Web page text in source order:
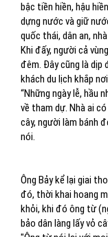
bậc tiền hiền, hậu
dựng nước và giữ
quốc thái, dân an,
Khi đấy, người cả
đêm. Đây cũng là dịp
khách du lịch khắp
“Những ngày lễ, hầu
về tham dự. Nhà ai
cây, người làm bánh
nói.
Ông Bảy kể lại giai
đó, thời khai hoang
khỏi, khi đó ông từ
bảo dân làng lấy vỏ